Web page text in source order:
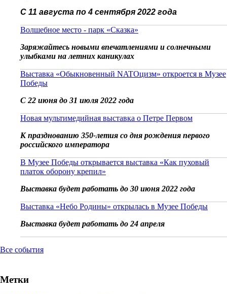
С 11 августа по 4 сентября 2022 года
Волшебное место - парк «Сказка»
Заряжайтесь новыми впечатлениями и солнечными
улыбками на летних каникулах
Выставка «Обыкновенный NATOцизм» откроется в Музее
Победы
С 22 июня до 31 июля 2022 года
Новая мультимедийная выставка о Петре Первом
К празднованию 350-летия со дня рождения первого
российского императора
В Музее Победы открывается выставка «Как пуховый
платок оборону крепил»
Выставка будет работать до 30 июня 2022 года
Выставка «Небо Родины» открылась в Музее Победы
Выставка будет работать до 24 апреля
Все события
Метки